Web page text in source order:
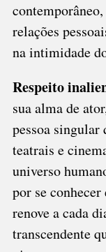
relações
na intimidade
Respeito
sua alma de
pessoa singular
teatrais e
universo
por se
renove a cada
transcendente